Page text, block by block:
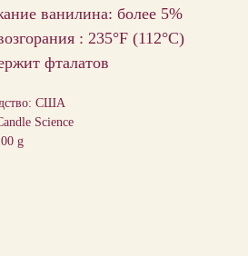
ванилина: более 5%
: 235°F (112°С)
фталатов
США
Science
g